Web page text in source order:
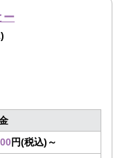
ー
円(税込)～